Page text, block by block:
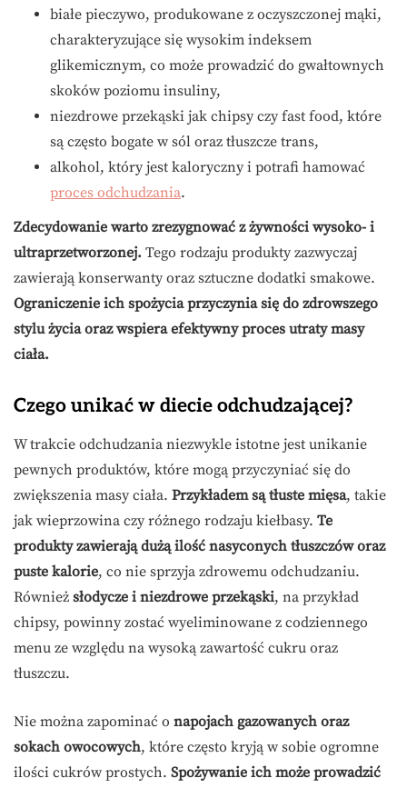
białe pieczywo, produkowane z oczyszczonej mąki,
charakteryzujące się wysokim indeksem
glikemicznym, co może prowadzić do gwałtownych
skoków poziomu insuliny,
niezdrowe przekąski jak chipsy czy fast food, które
są często bogate w sól oraz tłuszcze trans,
alkohol, który jest kaloryczny i potrafi hamować
proces odchudzania.
Zdecydowanie warto zrezygnować z żywności wysoko- i
ultraprzetworzonej. Tego rodzaju produkty zazwyczaj
zawierają konserwanty oraz sztuczne dodatki smakowe.
Ograniczenie ich spożycia przyczynia się do zdrowszego
stylu życia oraz wspiera efektywny proces utraty masy
ciała.
Czego unikać w diecie odchudzającej?
W trakcie odchudzania niezwykle istotne jest unikanie
pewnych produktów, które mogą przyczyniać się do
zwiększenia masy ciała. Przykładem są tłuste mięsa, takie
jak wieprzowina czy różnego rodzaju kiełbasy. Te
produkty zawierają dużą ilość nasyconych tłuszczów oraz
puste kalorie, co nie sprzyja zdrowemu odchudzaniu.
Również słodycze i niezdrowe przekąski, na przykład
chipsy, powinny zostać wyeliminowane z codziennego
menu ze względu na wysoką zawartość cukru oraz
tłuszczu.
Nie można zapominać o napojach gazowanych oraz
sokach owocowych, które często kryją w sobie ogromne
ilości cukrów prostych. Spożywanie ich może prowadzić